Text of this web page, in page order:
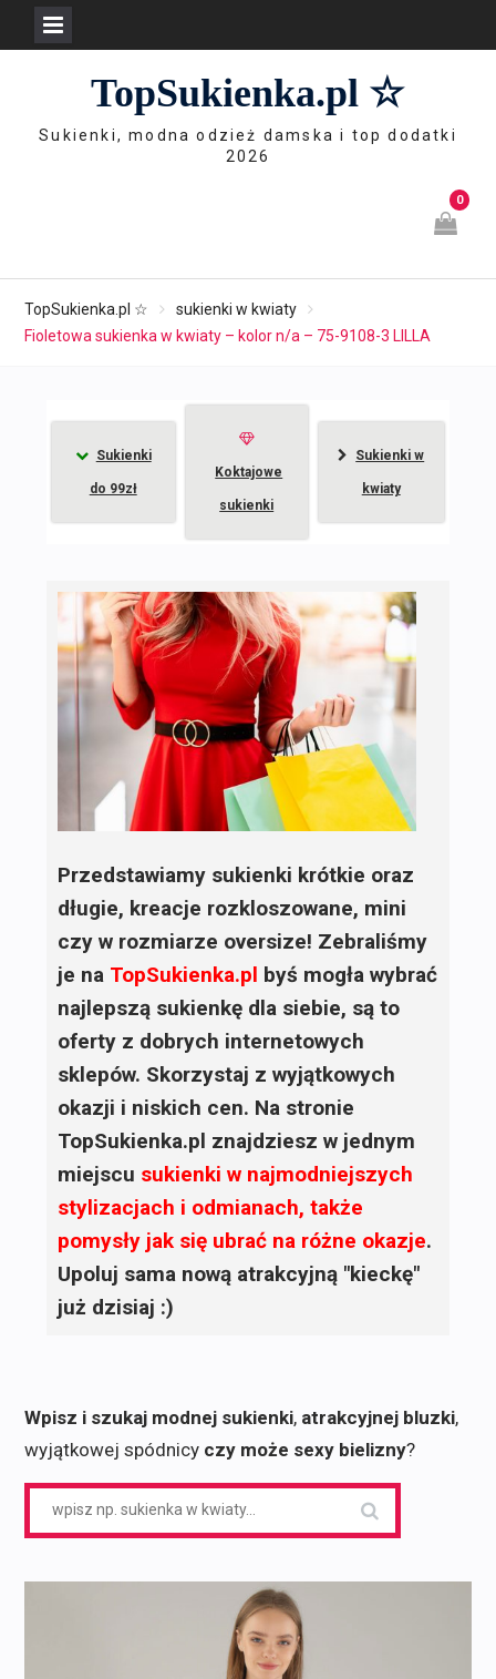
TopSukienka.pl ☆
Sukienki, modna odzież damska i top dodatki
2026
0
TopSukienka.pl ☆
sukienki w kwiaty
Fioletowa sukienka w kwiaty – kolor n/a – 75-9108-3 LILLA
Sukienki
do 99zł
Koktajowe
sukienki
Sukienki w
kwiaty
Przedstawiamy sukienki krótkie oraz
długie, kreacje rozkloszowane, mini
czy w rozmiarze oversize! Zebraliśmy
je na TopSukienka.pl byś mogła wybrać
najlepszą sukienkę dla siebie, są to
oferty z dobrych internetowych
sklepów. Skorzystaj z wyjątkowych
okazji i niskich cen. Na stronie
TopSukienka.pl znajdziesz w jednym
miejscu sukienki w najmodniejszych
stylizacjach i odmianach, także
pomysły jak się ubrać na różne okazje.
Upoluj sama nową atrakcyjną "kieckę"
już dzisiaj :)
Wpisz i szukaj modnej sukienki, atrakcyjnej bluzki,
wyjątkowej spódnicy czy może sexy bielizny?